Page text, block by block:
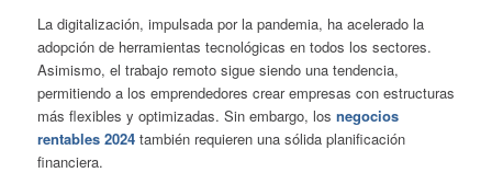
La digitalización, impulsada por la pandemia, ha acelerado la
adopción de herramientas tecnológicas en todos los sectores.
Asimismo, el trabajo remoto sigue siendo una tendencia,
permitiendo a los emprendedores crear empresas con estructuras
más flexibles y optimizadas. Sin embargo, los negocios
rentables 2024también requieren una sólida planificación
financiera.